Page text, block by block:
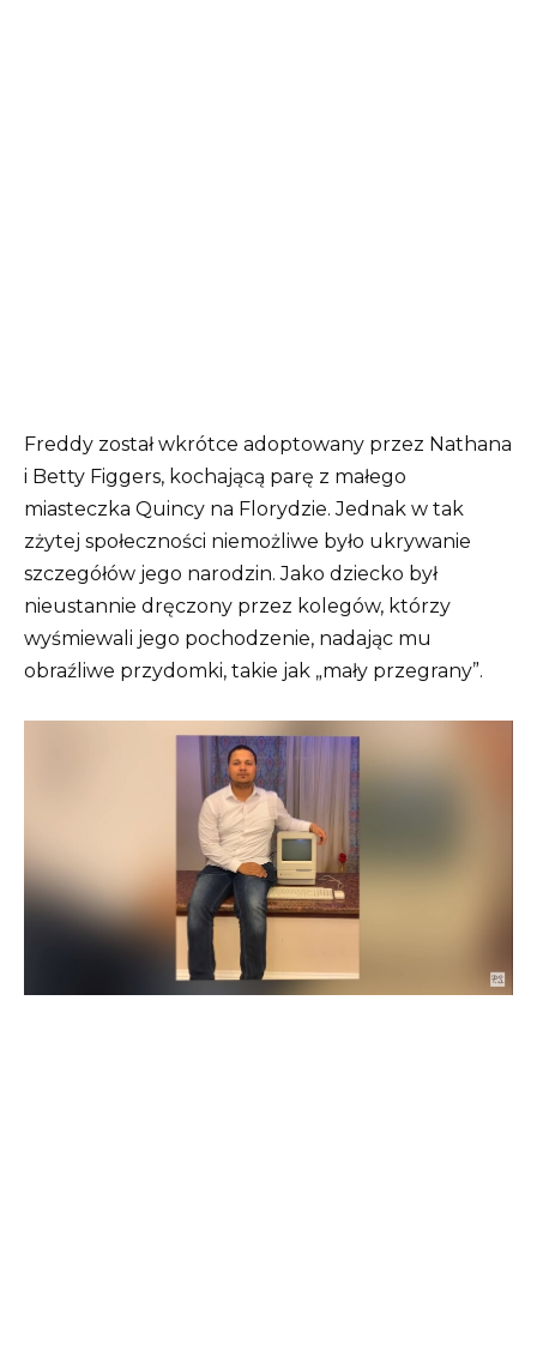
Freddy został wkrótce adoptowany przez Nathana
i Betty Figgers, kochającą parę z małego
miasteczka Quincy na Florydzie. Jednak w tak
zżytej społeczności niemożliwe było ukrywanie
szczegółów jego narodzin. Jako dziecko był
nieustannie dręczony przez kolegów, którzy
wyśmiewali jego pochodzenie, nadając mu
obraźliwe przydomki, takie jak „mały przegrany”.